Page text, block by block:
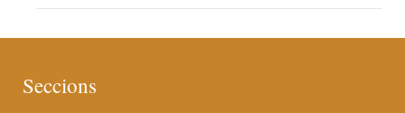
Seccions